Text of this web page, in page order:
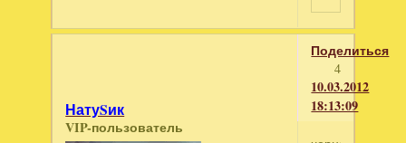
Поделиться
4
10.03.2012
18:13:09
НатуSик
VIP-пользователь